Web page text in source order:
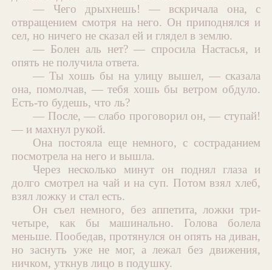
— Чего дрыхнешь! — вскричала она, с
отвращением смотря на него. Он приподнялся и
сел, но ничего не сказал ей и глядел в землю.
— Болен аль нет? — спросила Настасья, и
опять не получила ответа.
— Ты хошь бы на улицу вышел, — сказала
она, помолчав, — тебя хошь бы ветром обдуло.
Есть-то будешь, что ль?
— После, — слабо проговорил он, — ступай!
— и махнул рукой.
Она постояла еще немного, с состраданием
посмотрела на него и вышла.
Через несколько минут он поднял глаза и
долго смотрел на чай и на суп. Потом взял хлеб,
взял ложку и стал есть.
Он съел немного, без аппетита, ложки три-
четыре, как бы машинально. Голова болела
меньше. Пообедав, протянулся он опять на диван,
но заснуть уже не мог, а лежал без движения,
ничком, уткнув лицо в подушку.